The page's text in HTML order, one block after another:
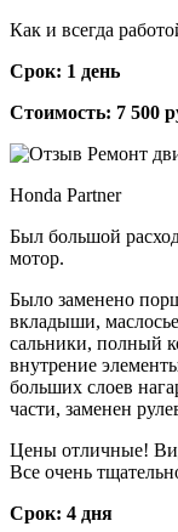
Как и всегда
Срок: 1 день
Стоимость: 7 500
Honda Partner
Был большой
мотор.
Было заменено
вкладыши,
сальники, полный
внутрение
больших слоев
части, заменен
Цены отличные!
Все очень
Срок: 4 дня